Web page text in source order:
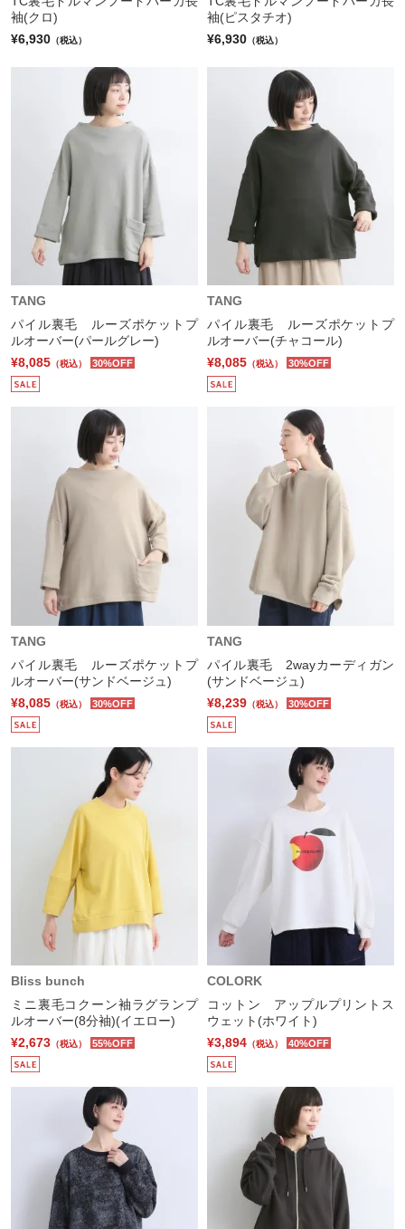
袖(クロ)
¥6,930 （税込）
袖(ピスタチオ)
¥6,930 （税込）
TANG
パイル裏毛 ルーズポケットプ
ルオーバー(パールグレー)
¥8,085 （税込） 30%OFF
TANG
パイル裏毛 ルーズポケットプ
ルオーバー(チャコール)
¥8,085 （税込） 30%OFF
TANG
パイル裏毛 ルーズポケットプ
ルオーバー(サンドベージュ)
¥8,085 （税込） 30%OFF
TANG
パイル裏毛 2wayカーディガン
(サンドベージュ)
¥8,239 （税込） 30%OFF
Bliss bunch
ミニ裏毛コクーン袖ラグランプ
ルオーバー(8分袖)(イエロー)
¥2,673 （税込） 55%OFF
COLORK
コットン アップルプリントス
ウェット(ホワイト)
¥3,894 （税込） 40%OFF